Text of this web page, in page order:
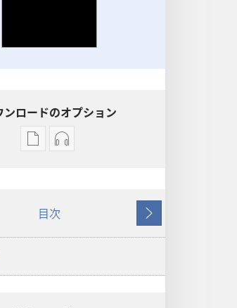
ンロードのオプション
出
ダ
ウ
オー
ウ
目次
次
へ